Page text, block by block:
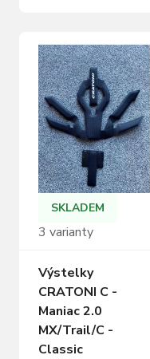
SKLADEM
3 varianty
Výstelky
CRATONI C -
Maniac 2.0
MX/Trail/C -
Classic